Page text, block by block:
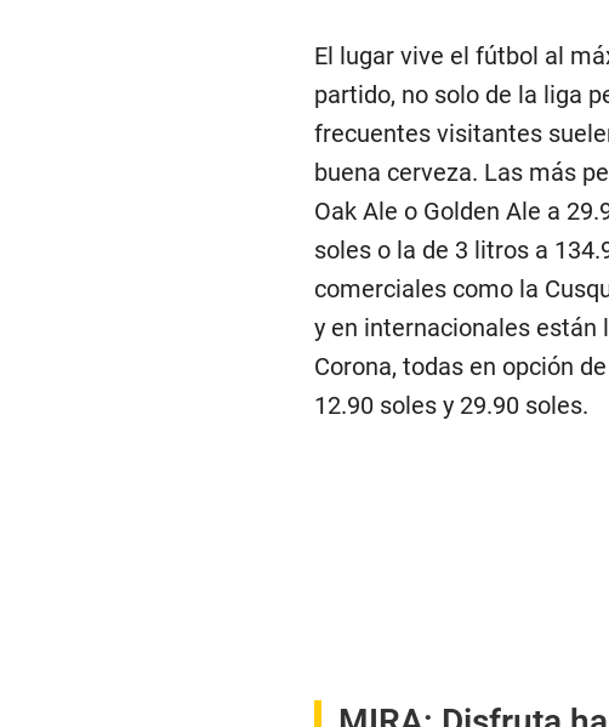
El lugar vive el fútbol al
partido, no solo de la liga
frecuentes visitantes
buena cerveza. Las más
Oak Ale o Golden Ale a
soles o la de 3 litros a
comerciales como la
y en internacionales están
Corona, todas en opción
12.90 soles y 29.90 soles.